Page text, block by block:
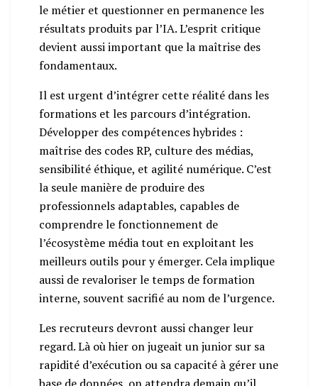
le métier et questionner en permanence les
résultats produits par l’IA. L’esprit critique
devient aussi important que la maîtrise des
fondamentaux.
Il est urgent d’intégrer cette réalité dans les
formations et les parcours d’intégration.
Développer des compétences hybrides :
maîtrise des codes RP, culture des médias,
sensibilité éthique, et agilité numérique. C’est
la seule manière de produire des
professionnels adaptables, capables de
comprendre le fonctionnement de
l’écosystème média tout en exploitant les
meilleurs outils pour y émerger. Cela implique
aussi de revaloriser le temps de formation
interne, souvent sacrifié au nom de l’urgence.
Les recruteurs devront aussi changer leur
regard. Là où hier on jugeait un junior sur sa
rapidité d’exécution ou sa capacité à gérer une